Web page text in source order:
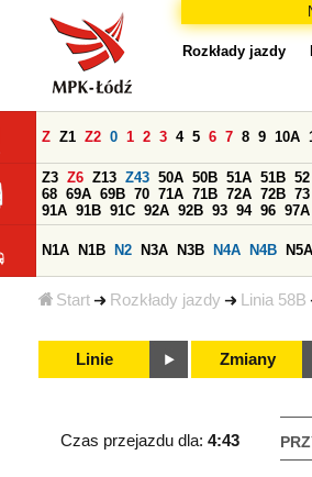
Start Rozkłady jazdy Linia 58B
Rozkłady jazdy
Z Z1 Z2 0 1 2 3 4 5 6 7 8 9 10A
Z3 Z6 Z13 Z43 50A 50B 51A 51B 52
68 69A 69B 70 71A 71B 72A 72B 73
91A 91B 91C 92A 92B 93 94 96 97A
N1A N1B N2 N3A N3B N4A N4B N5A
Linie Zmiany
Czas przejazdu dla: 4:43